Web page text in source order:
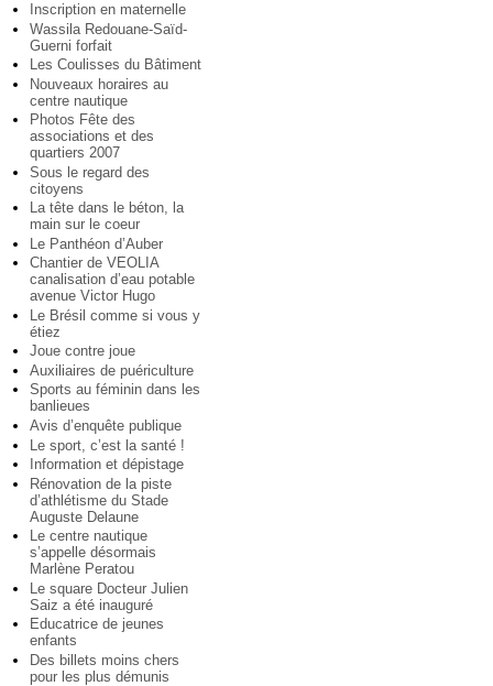
Inscription en maternelle
Wassila Redouane-Saïd-
Guerni forfait
Les Coulisses du Bâtiment
Nouveaux horaires au
centre nautique
Photos Fête des
associations et des
quartiers 2007
Sous le regard des
citoyens
La tête dans le béton, la
main sur le coeur
Le Panthéon d’Auber
Chantier de VEOLIA
canalisation d’eau potable
avenue Victor Hugo
Le Brésil comme si vous y
étiez
Joue contre joue
Auxiliaires de puériculture
Sports au féminin dans les
banlieues
Avis d’enquête publique
Le sport, c’est la santé !
Information et dépistage
Rénovation de la piste
d’athlétisme du Stade
Auguste Delaune
Le centre nautique
s’appelle désormais
Marlène Peratou
Le square Docteur Julien
Saiz a été inauguré
Educatrice de jeunes
enfants
Des billets moins chers
pour les plus démunis